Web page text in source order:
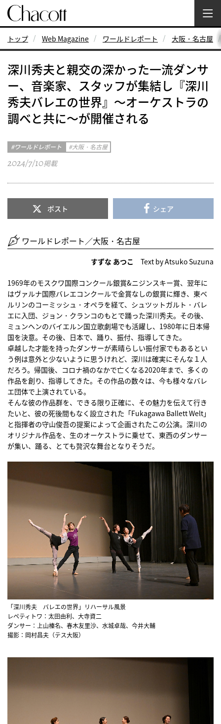
トップ Web Magazine ワールドレポート 大阪・名古屋
深川秀夫と親交の深かった一流ダンサ
ー、音楽家、スタッフが集結し『深川
秀夫バレエの世界』～オーケストラの
調べと共に～が開催される
ワールドレポート 大阪・名古屋
2024/7/10掲載
ポスト シェア
ワールドレポート／大阪・名古屋
すずな あつこ Text by Atsuko Suzuna
1969年のモスクワ国際コンクール銀賞&ニジンスキー賞、翌年に
はヴァルナ国際バレエコンクールで金賞なしの銀賞に輝き、東ベ
ルリンのコーミッシュ・オペラを経て、シュツットガルト・バレ
エに入団、ジョン・クランコのもとで踊った深川秀夫。その後、
ミュンヘンのバイエルン国立歌劇場でも活躍し、1980年に日本帰
国を決意。その後、日本で、踊り、振付、指導してきた。
卓越した才能を持ったダンサーが素晴らしい振付家でもあるとい
う例は意外と少ないように思うけれど、深川は確実にそんな１人
だろう。帰国後、コロナ禍のなかで亡くなる2020年まで、多くの
作品を創り、指導してきた。その作品の数々は、今も様々なバレ
エ団体で上演されている。
そんな彼の作品群を、できる限り正確に、その魅力を伝えて行き
たいと、彼の死後間もなく設立された「Fukagawa Ballett Welt」
と指揮者の守山俊吾の提案によって企画されたこの公演。深川の
オリジナル作品を、生のオーケストラに乗せて、東西のダンサー
が集い、踊る、とても贅沢な舞台となりそうだ。
「深川秀夫 バレエの世界」リハーサル風景
レペティトワ：太田由利、大寺資二
ダンサー：上山榛名、春木友里沙、水城卓哉、今井大輔
撮影：岡村昌夫（テス大阪）